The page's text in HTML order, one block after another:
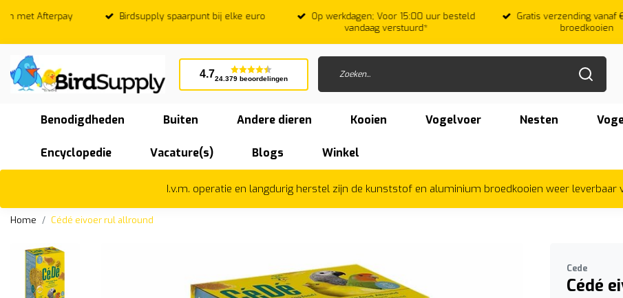
Birdsupply spaarpunt bij elke euro
Op werkdagen; Voor 15:00 uur besteld
vandaag verstuurd*
Gratis verzending vanaf €75,-* m.u.v.
4.724.379 beoordelingen
Benodigdheden Buiten Andere dieren Kooien Vogelvoer Nesten
Encyclopedie Vacature(s) Blogs Winkel
I.v.m. operatie en langdurig herstel zijn de kunststof en aluminium broedkooien weer leverbaar
Home Cédé eivoer rul allround
Cede
Cédé